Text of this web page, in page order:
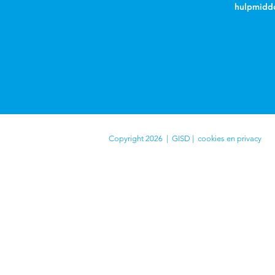
Copyright 2026 | GISD | cookies en privacy